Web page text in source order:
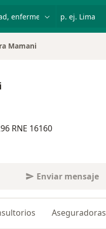
Mamani
RNE 16160
Enviar mensaje
Aseguradoras